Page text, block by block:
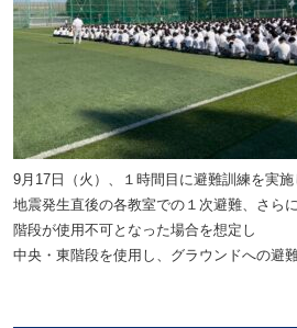
9月17日（火）、１時間目に避難訓練を実施
地震発生直後の各教室での１次避難、さら
階段が使用不可となった場合を想定し
中央・東階段を使用し、グラウンドへの避